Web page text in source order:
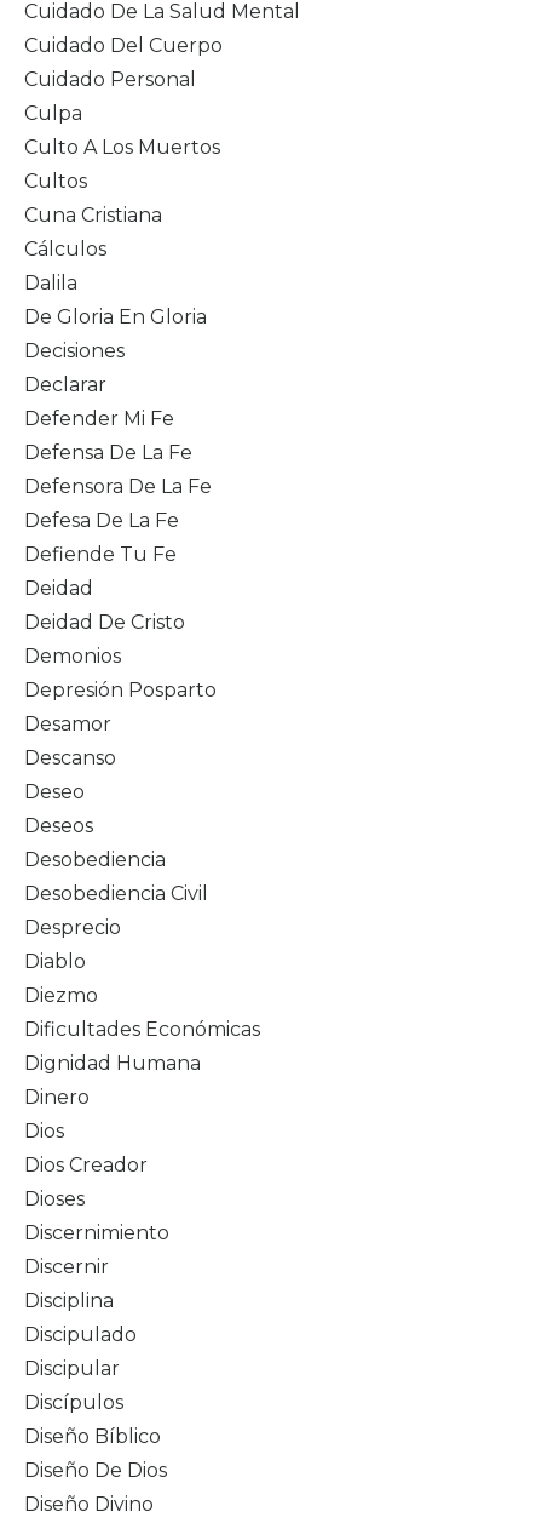
Cuidado De La Salud Mental
Cuidado Del Cuerpo
Cuidado Personal
Culpa
Culto A Los Muertos
Cultos
Cuna Cristiana
Cálculos
Dalila
De Gloria En Gloria
Decisiones
Declarar
Defender Mi Fe
Defensa De La Fe
Defensora De La Fe
Defesa De La Fe
Defiende Tu Fe
Deidad
Deidad De Cristo
Demonios
Depresión Posparto
Desamor
Descanso
Deseo
Deseos
Desobediencia
Desobediencia Civil
Desprecio
Diablo
Diezmo
Dificultades Económicas
Dignidad Humana
Dinero
Dios
Dios Creador
Dioses
Discernimiento
Discernir
Disciplina
Discipulado
Discipular
Discípulos
Diseño Bíblico
Diseño De Dios
Diseño Divino